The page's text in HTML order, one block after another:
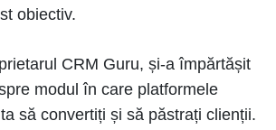
obiectiv.
CRM Guru, și-a împărtășit
modul în care platformele
să convertiți și să păstrați clienții.